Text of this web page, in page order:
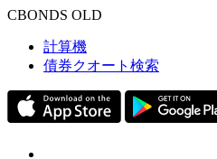
CBONDS OLD
計算機
債券クオート検索